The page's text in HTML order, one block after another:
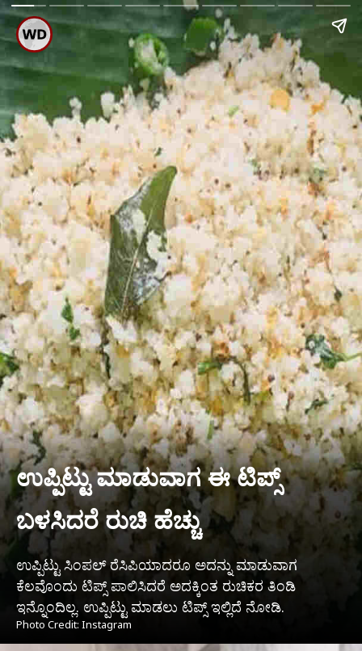
ಉಪ್ಪಿಟ್ಟು ಮಾಡುವಾಗ ಈ ಟಿಪ್ಸ್
ಬಳಸಿದರೆ ರುಚಿ ಹೆಚ್ಚು
ಉಪ್ಪಿಟ್ಟು ಸಿಂಪಲ್ ರೆಸಿಪಿಯಾದರೂ ಅದನ್ನು ಮಾಡುವಾಗ
ಕೆಲವೊಂದು ಟಿಪ್ಸ್ ಪಾಲಿಸಿದರೆ ಅದಕ್ಕಿಂತ ರುಚಿಕರ ತಿಂಡಿ
ಇನ್ನೊಂದಿಲ್ಲ. ಉಪ್ಪಿಟ್ಟು ಮಾಡಲು ಟಿಪ್ಸ್ ಇಲ್ಲಿದೆ ನೋಡಿ.
Photo Credit: Instagram